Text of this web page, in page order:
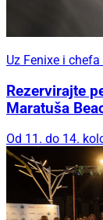
Uz Fenixe i
Rezervirajte
Maratuša
Od 11. do 14.